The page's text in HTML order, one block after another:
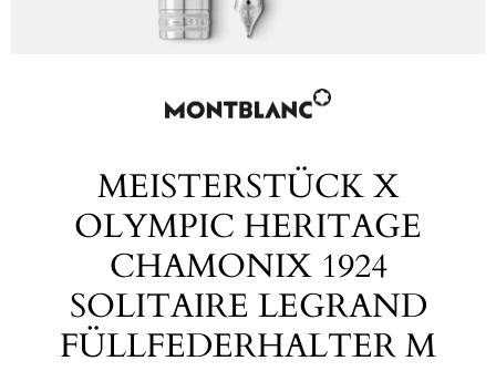
MEISTERSTÜCK X
OLYMPIC HERITAGE
CHAMONIX 1924
SOLITAIRE LEGRAND
FÜLLFEDERHALTER M